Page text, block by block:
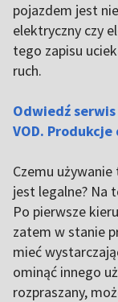
pojazdem jest
elektryczny czy
tego zapisu
ruch.
Odwiedź
VOD.
Czemu
jest legalne? Na
Po pierwsze
zatem w stanie
mieć
ominąć innego
rozpraszany,